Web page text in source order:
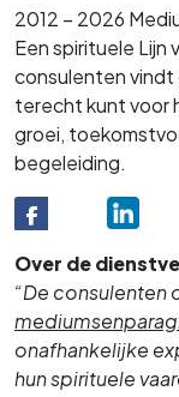
2012 – 2026
Een spirituele Lijn
consulenten vindt
terecht kunt voor
groei,
begeleiding.
Over de
“De consulenten
onafhankelijke
hun spirituele